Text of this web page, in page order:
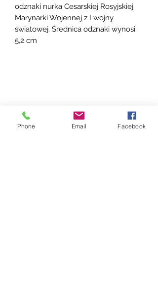
odznaki nurka Cesarskiej Rosyjskiej
Marynarki Wojennej z I wojny
światowej. Średnica odznaki wynosi
5,2 cm
Phone Email Facebook